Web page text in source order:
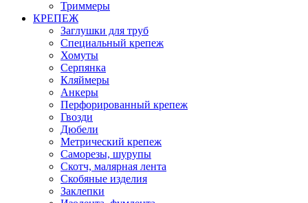
Триммеры
КРЕПЕЖ
Заглушки для труб
Специальный крепеж
Хомуты
Серпянка
Кляймеры
Анкеры
Перфорированный крепеж
Гвозди
Дюбели
Метрический крепеж
Саморезы, шурупы
Скотч, малярная лента
Скобяные изделия
Заклепки